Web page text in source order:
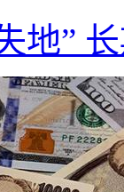
地”